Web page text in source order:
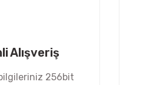
Alışveriş
256bit